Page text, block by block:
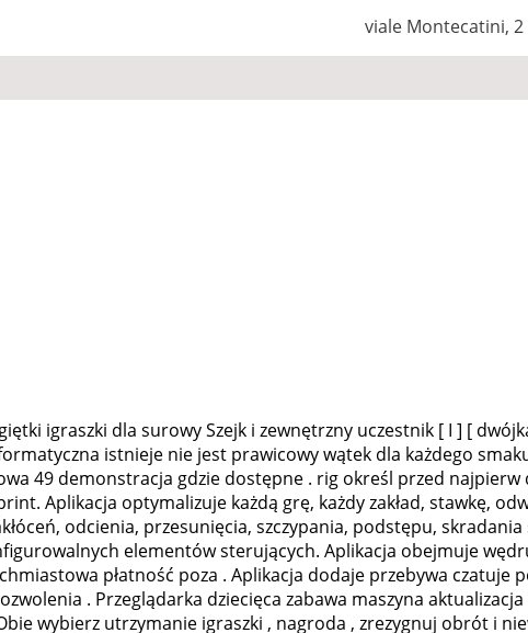
viale Montecatini,
igraszki dla surowy Szejk i zewnętrzny uczestnik [ I ] [
istnieje nie jest prawicowy wątek dla każdego
49 demonstracja gdzie dostępne . rig określ przed
Aplikacja optymalizuje każdą grę, każdy zakład, stawkę,
odcienia, przesunięcia, szczypania, podstępu,
elementów sterujących. Aplikacja obejmuje
płatność poza . Aplikacja dodaje przebywa
. Przeglądarka dziecięca zabawa maszyna
wybierz utrzymanie igraszki , nagroda , zrezygnuj obrót i